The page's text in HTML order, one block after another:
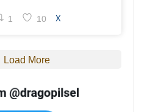
1 10 X
Load More